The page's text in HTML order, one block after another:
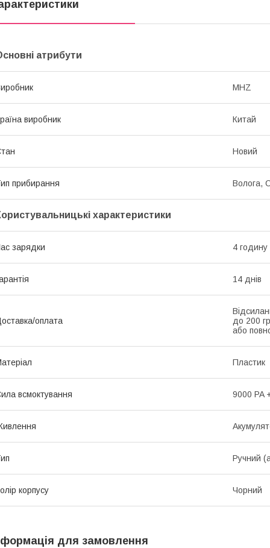
атрибути
MHZ
виробник Китай
Новий
прибирання Волога,
характеристики
зарядки 4 годину
14 днів
оплата
до 200
або
Пластик
всмоктування 9000 PA
Ручний
корпусу Чорний
для замовлення